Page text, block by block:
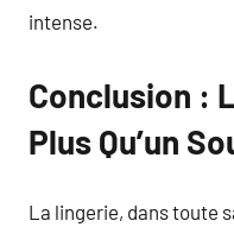
intense.
Conclusion :
Plus Qu’un
La lingerie, dans toute